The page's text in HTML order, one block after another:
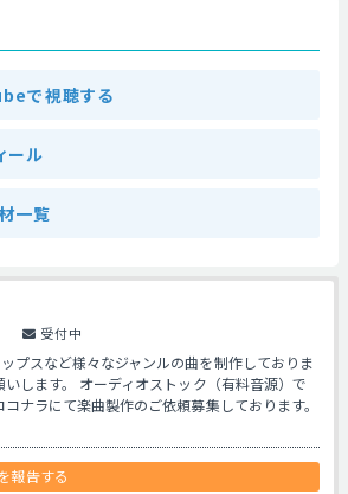
で視聴する
ール
一覧
受付中
プスなど様々なジャンルの曲を制作しておりま
します。 オーディオストック（有料音源）で
ナラにて楽曲製作のご依頼募集しております。
報告する